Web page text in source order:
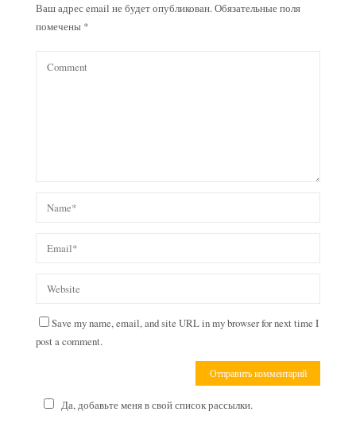
Ваш адрес email не будет опубликован.Обязательные поля
помечены *
Save my name, email, and site URL in my browser for next time I
post a comment.
Да, добавьте меня в свой список рассылки.